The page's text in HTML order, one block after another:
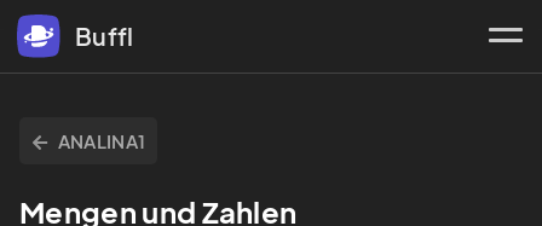
Buffl
ANALINA1
Mengen und Zahlen